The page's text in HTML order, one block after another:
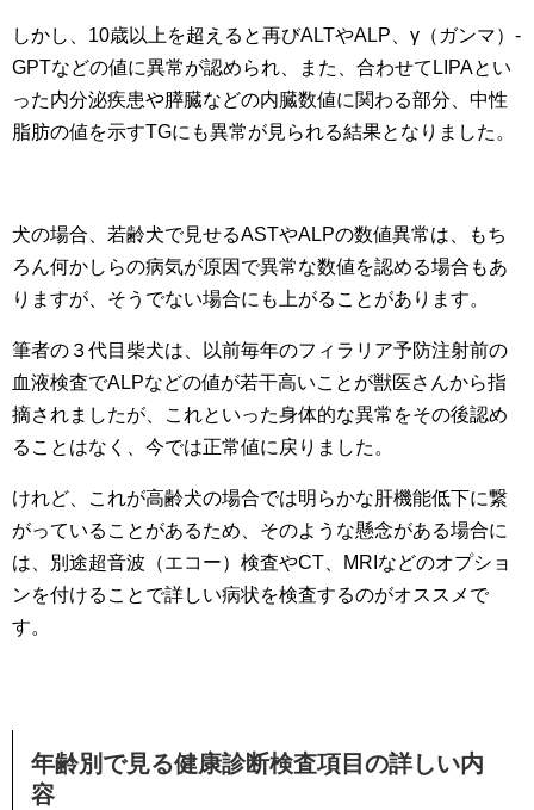
しかし、10歳以上を超えると再びALTやALP、γ（ガンマ）‐
GPTなどの値に異常が認められ、また、合わせてLIPAとい
った内分泌疾患や膵臓などの内臓数値に関わる部分、中性
脂肪の値を示すTGにも異常が見られる結果となりました。
犬の場合、若齢犬で見せるASTやALPの数値異常は、もち
ろん何かしらの病気が原因で異常な数値を認める場合もあ
りますが、そうでない場合にも上がることがあります。
筆者の３代目柴犬は、以前毎年のフィラリア予防注射前の
血液検査でALPなどの値が若干高いことが獣医さんから指
摘されましたが、これといった身体的な異常をその後認め
ることはなく、今では正常値に戻りました。
けれど、これが高齢犬の場合では明らかな肝機能低下に繋
がっていることがあるため、そのような懸念がある場合に
は、別途超音波（エコー）検査やCT、MRIなどのオプショ
ンを付けることで詳しい病状を検査するのがオススメで
す。
年齢別で見る健康診断検査項目の詳しい内
容